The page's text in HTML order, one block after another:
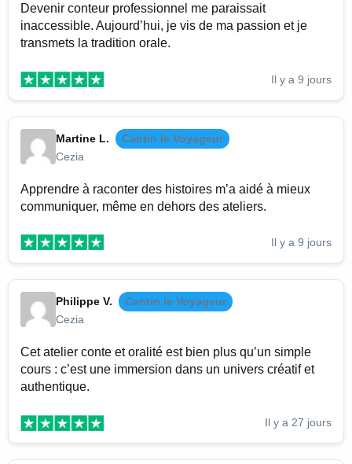
Devenir conteur professionnel me paraissait
inaccessible. Aujourd’hui, je vis de ma passion et je
transmets la tradition orale.
Il y a 9 jours
Martine L.
Cantin le Voyageur
Cezia
Apprendre à raconter des histoires m’a aidé à mieux
communiquer, même en dehors des ateliers.
Il y a 9 jours
Philippe V.
Cantin le Voyageur
Cezia
Cet atelier conte et oralité est bien plus qu’un simple
cours : c’est une immersion dans un univers créatif et
authentique.
Il y a 27 jours